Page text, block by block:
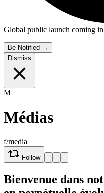
Global public launch coming
Be Notified →
Dismiss
M
Médias
f/media
Follow
Bienvenue dans